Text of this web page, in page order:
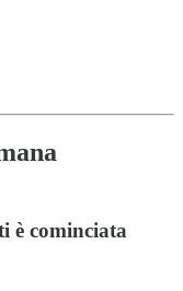
è cominciata